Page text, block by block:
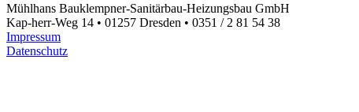
Mühlhans Bauklempner-Sanitärbau-Heizungsbau GmbH
Kap-herr-Weg 14 • 01257 Dresden • 0351 / 2 81 54 38
Impressum
Datenschutz